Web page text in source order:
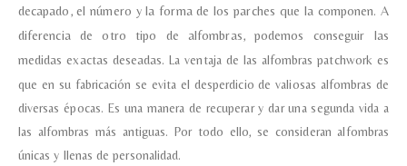
decapado, el número y la forma de los parches que la componen. A
diferencia de otro tipo de alfombras, podemos conseguir las
medidas exactas deseadas.La ventaja de las alfombras patchwork es
que en su fabricación se evita el desperdicio de valiosas alfombras de
diversas épocas. Es una manera de recuperar y dar una segunda vida a
las alfombras más antiguas. Por todo ello, se consideran alfombras
únicas y llenas de personalidad.
Nombre y apellido
Teléfono